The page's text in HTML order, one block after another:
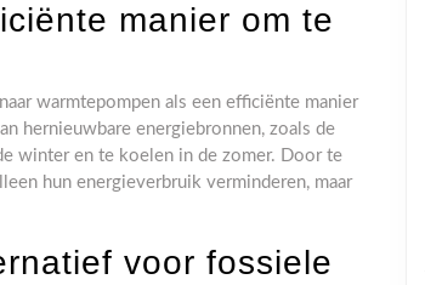
manier om te
warmtepompen als een efficiënte manier
hernieuwbare energiebronnen, zoals de
winter en te koelen in de zomer. Door te
hun energieverbruik verminderen, maar
voor fossiele